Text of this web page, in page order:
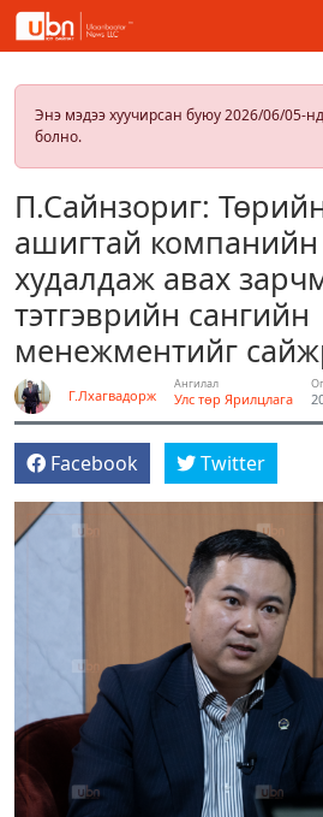
Энэ мэдээ хуучирсан буюу 2026/06/05-
болно.
П.Сайнзориг:
ашигтай компанийн
худалдаж авах
тэтгэврийн сангийн
менежментийг
Г.Лхагвадорж
Ангилал
Улс төр Ярилцлага
Facebook Twitter